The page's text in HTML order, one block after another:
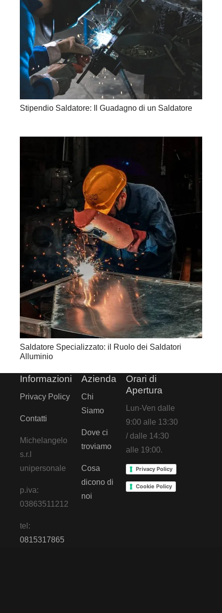
Stipendio Saldatore: Il Guadagno di un Saldatore
Saldatore Specializzato: il Ruolo dei Saldatori
Alluminio
Informazioni
Privacy Policy
Contatti
Michelangelo
s.r.l
unipersonale
p.iva:
03863511212
tel:
0815317865
Azienda
Chi
Siamo
Dove ci
troviamo
Cosa
dicono di
noi
Orari di
Apertura
Lun-Ven dalle
9:00 alle 13:30
/ dalle 14:30
alle 19:00.
Privacy Policy
Cookie Policy